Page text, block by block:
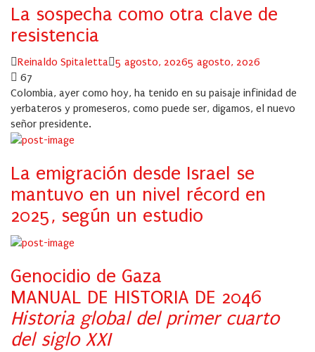
La sospecha como otra clave de
resistencia
Author
Reinaldo Spitaletta Posted
5 agosto, 20265 agosto, 2026
67
Colombia, ayer como hoy, ha tenido en su paisaje infinidad de
yerbateros y promeseros, como puede ser, digamos, el nuevo
señor presidente.
La emigración desde Israel se
mantuvo en un nivel récord en
2025, según un estudio
Genocidio de Gaza
MANUAL DE HISTORIA DE 2046
Historia global del primer cuarto
del siglo XXI